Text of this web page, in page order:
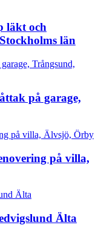
läkt och
län
på garage,
på villa,
Älta